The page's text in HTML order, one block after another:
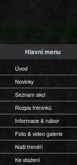
Hlavní menu
Úvod
Novinky
Seznam akcí
Rozpis tréninků
Informace & nábor
Foto & video galerie
Naši trenéři
Ke stažení